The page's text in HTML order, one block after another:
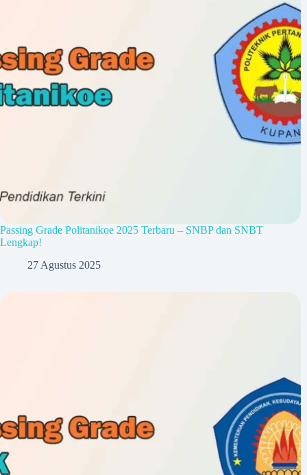
Passing Grade Politanikoe 2025 Terbaru – SNBP dan SNBT
Lengkap!
27 Agustus 2025